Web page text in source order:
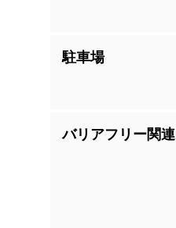
駐車場
バリアフリー関連